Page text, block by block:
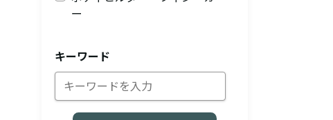
ー
キーワード